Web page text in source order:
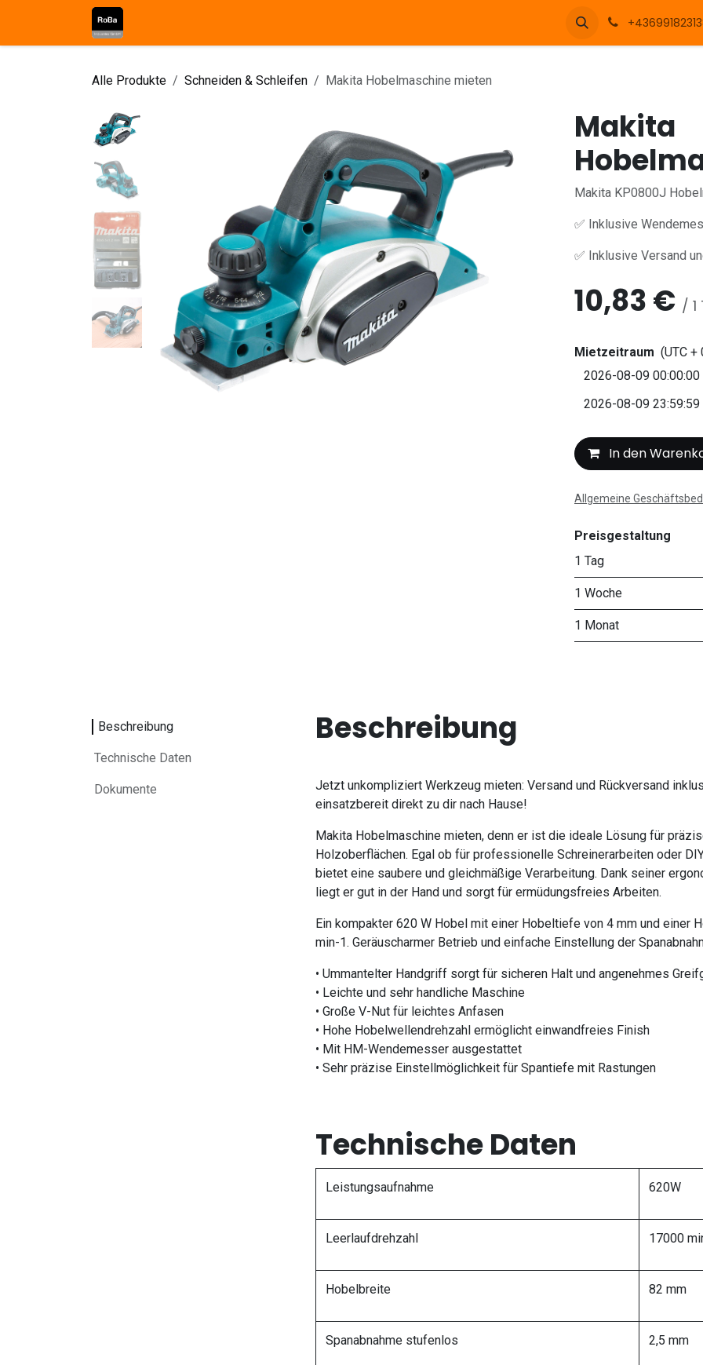
Zum Inhalt springen
Alle Produkte Schneiden & Schleifen Makita Hobelmaschine mieten
Makita
Makita KP0800J
✅ Inklusive
✅ Inklusive Versand
10,83€ / 1
Mietzeitraum (UTC +
In den
Allgemeine
Preisgestaltung
1 Tag
1 Woche
1 Monat
Beschreibung
Technische Daten
Dokumente
Beschreibung
Jetzt unkompliziert Werkzeug mieten: Versand und Rückversand
einsatzbereit direkt zu dir nach Hause!
Makita Hobelmaschine mieten, denn er ist die ideale Lösung für
Holzoberflächen. Egal ob für professionelle Schreinerarbeiten oder
bietet eine saubere und gleichmäßige Verarbeitung. Dank seiner
liegt er gut in der Hand und sorgt für ermüdungsfreies Arbeiten.
Ein kompakter 620 W Hobel mit einer Hobeltiefe von 4 mm und einer
min-1. Geräuscharmer Betrieb und einfache Einstellung der
• Ummantelter Handgriff sorgt für sicheren Halt und angenehmes
• Leichte und sehr handliche Maschine
• Große V-Nut für leichtes Anfasen
• Hohe Hobelwellendrehzahl ermöglicht einwandfreies Finish
• Mit HM-Wendemesser ausgestattet
• Sehr präzise Einstellmöglichkeit für Spantiefe mit Rastungen
Technische Daten
Leistungsaufnahme 620W
Leerlaufdrehzahl 17000
Hobelbreite 82 mm
Spanabnahme stufenlos 2,5 mm